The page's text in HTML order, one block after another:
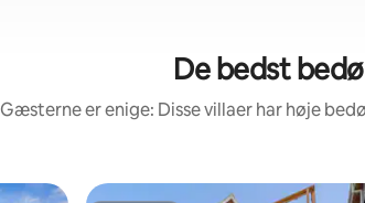
De bedst
Gæsterne er enige: Disse villaer har høje